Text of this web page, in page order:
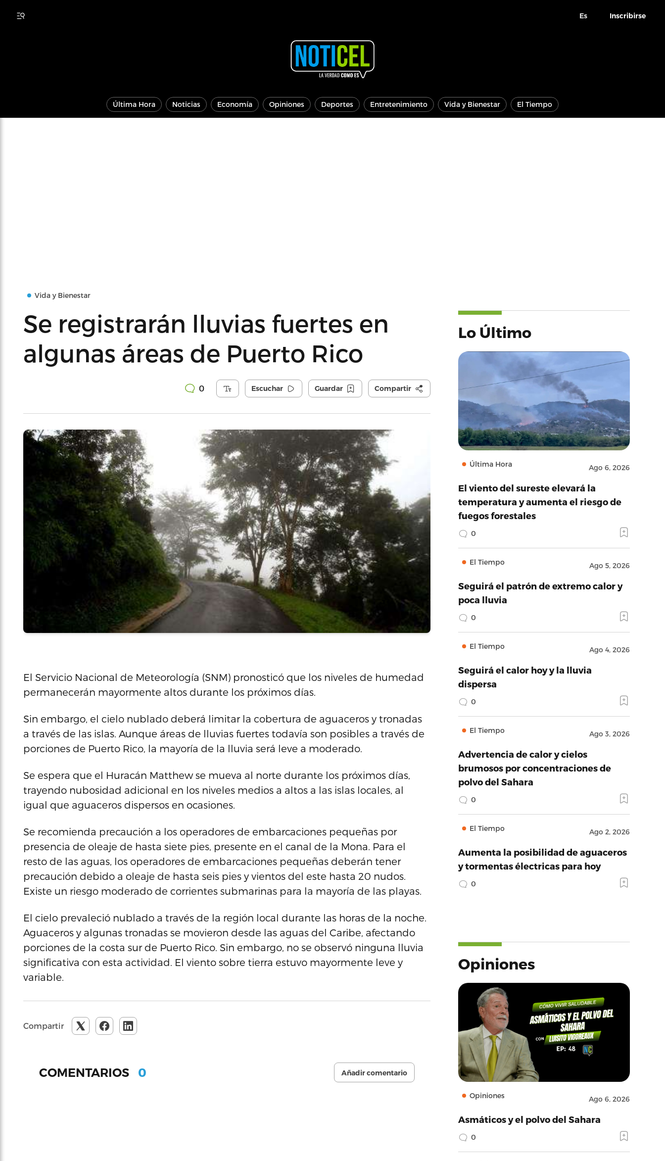
Es Inscribirse
Última Hora Noticias Economía Opiniones Deportes Entretenimiento Vida y Bienestar El Tiempo
Vida y Bienestar
Se registrarán lluvias fuertes en
algunas áreas de Puerto Rico
0 Escuchar Guardar Compartir
El Servicio Nacional de Meteorología (SNM) pronosticó que los niveles de humedad
permanecerán mayormente altos durante los próximos días.
Sin embargo, el cielo nublado deberá limitar la cobertura de aguaceros y tronadas
a través de las islas. Aunque áreas de lluvias fuertes todavía son posibles a través de
porciones de Puerto Rico, la mayoría de la lluvia será leve a moderado.
Se espera que el Huracán Matthew se mueva al norte durante los próximos días,
trayendo nubosidad adicional en los niveles medios a altos a las islas locales, al
igual que aguaceros dispersos en ocasiones.
Se recomienda precaución a los operadores de embarcaciones pequeñas por
presencia de oleaje de hasta siete pies, presente en el canal de la Mona. Para el
resto de las aguas, los operadores de embarcaciones pequeñas deberán tener
precaución debido a oleaje de hasta seis pies y vientos del este hasta 20 nudos.
Existe un riesgo moderado de corrientes submarinas para la mayoría de las playas.
El cielo prevaleció nublado a través de la región local durante las horas de la noche.
Aguaceros y algunas tronadas se movieron desde las aguas del Caribe, afectando
porciones de la costa sur de Puerto Rico. Sin embargo, no se observó ninguna lluvia
significativa con esta actividad. El viento sobre tierra estuvo mayormente leve y
variable.
Compartir
COMENTARIOS 0 Añadir comentario
Lo Último
Última Hora Ago 6, 2026
El viento del sureste elevará la
temperatura y aumenta el riesgo de
fuegos forestales
0
El Tiempo Ago 5, 2026
Seguirá el patrón de extremo calor y
poca lluvia
0
El Tiempo Ago 4, 2026
Seguirá el calor hoy y la lluvia
dispersa
0
El Tiempo Ago 3, 2026
Advertencia de calor y cielos
brumosos por concentraciones de
polvo del Sahara
0
El Tiempo Ago 2, 2026
Aumenta la posibilidad de aguaceros
y tormentas électricas para hoy
0
Opiniones
Opiniones Ago 6, 2026
Asmáticos y el polvo del Sahara
0